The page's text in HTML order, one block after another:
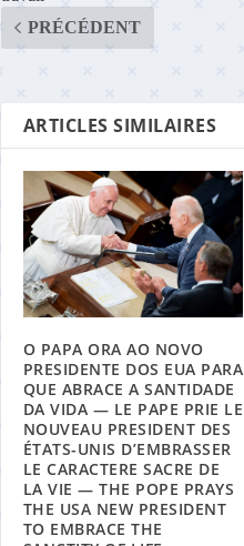
PRÉCÉDENT
ARTICLES SIMILAIRES
O PAPA ORA AO NOVO
PRESIDENTE DOS EUA PARA
QUE ABRACE A SANTIDADE
DA VIDA — LE PAPE PRIE LE
NOUVEAU PRESIDENT DES
ÉTATS-UNIS D’EMBRASSER
LE CARACTERE SACRE DE
LA VIE — THE POPE PRAYS
THE USA NEW PRESIDENT
TO EMBRACE THE